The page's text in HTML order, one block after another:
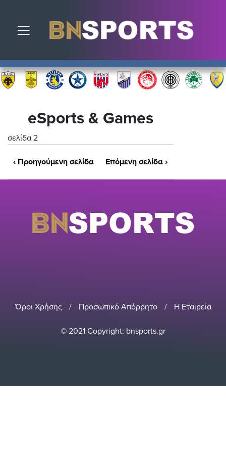
Toggle navigation
eSports & Games
σελίδα 2
‹ Προηγούμενη σελίδα Επόμενη σελίδα ›
Όροι Χρήσης / Προσωπικό Απόρρητο / Η Εταιρεία
© 2021 Copyright: bnsports.gr